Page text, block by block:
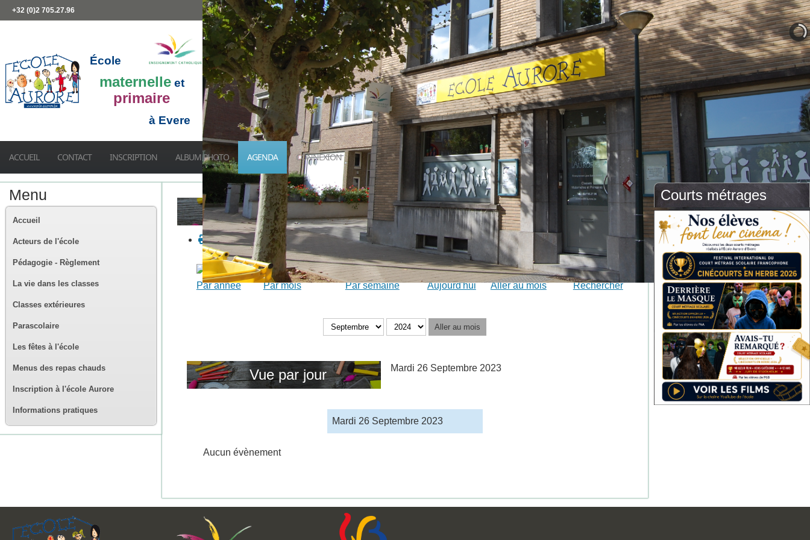
+32 (0)2 705.27.96
École
maternelle et
primaire
à Evere
ACCUEIL CONTACT INSCRIPTION ALBUM PHOTO AGENDA CONNEXION
Menu
Accueil
Acteurs de l'école
Pédagogie - Règlement
La vie dans les classes
Classes extérieures
Parascolaire
Les fêtes à l'école
Menus des repas chauds
Inscription à l'école Aurore
Informations pratiques
Calendrier
Par année Par mois Par semaine Aujourd'hui Aller au mois Rechercher
Aller au mois
Vue par jour Mardi 26 Septembre 2023
Mardi 26 Septembre 2023
Aucun évènement
Courts métrages